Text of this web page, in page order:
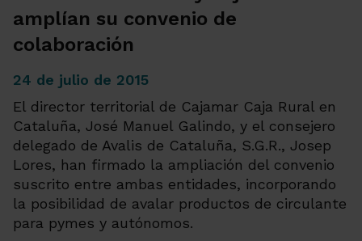
amplían su convenio de
colaboración
24 de julio de 2015
El director territorial de Cajamar Caja Rural en
Cataluña, José Manuel Galindo, y el consejero
delegado de Avalis de Cataluña, S.G.R., Josep
Lores, han firmado la ampliación del convenio
suscrito entre ambas entidades, incorporando
la posibilidad de avalar productos de circulante
para pymes y autónomos.